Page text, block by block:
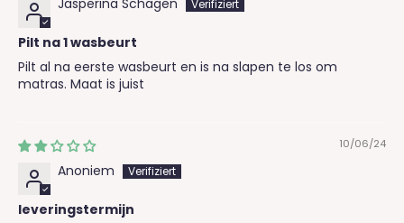
Pilt na 1 wasbeurt
Pilt al na eerste wasbeurt en is na slapen te los om
matras. Maat is juist
10/06/24
Anoniem
leveringstermijn